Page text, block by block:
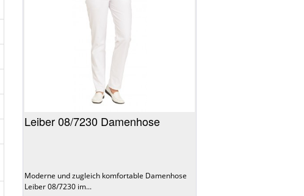
Leiber 08/7230 Damenhose
Moderne und zugleich komfortable Damenhose
Leiber 08/7230 im...